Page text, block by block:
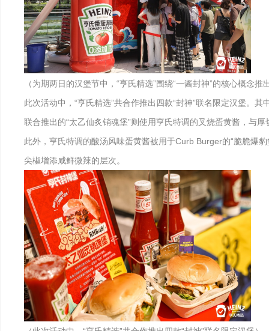
（为期两日的汉堡节中，“亨氏精选”围绕“一酱封神”的核心概念
此次活动中，“亨氏精选”共合作推出四款“封神”联名限定汉堡。
联合推出的“太乙仙炙销魂堡”则使用亨氏特调的叉烧蛋黄酱，与
此外，亨氏特调的酸汤风味蛋黄酱被用于Curb Burger的“脆脆爆
尖椒增添咸鲜微辣的层次。